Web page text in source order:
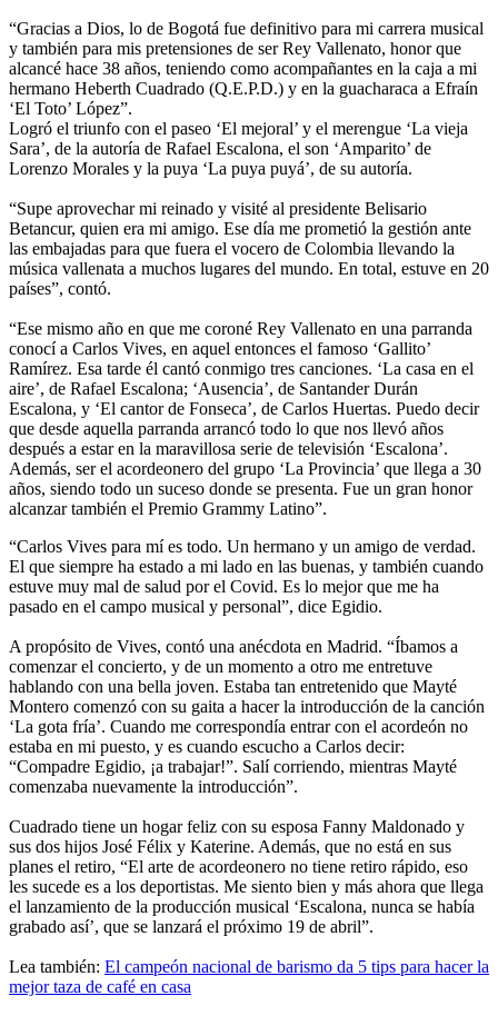
“Gracias a Dios, lo de Bogotá fue definitivo para mi carrera musical
y también para mis pretensiones de ser Rey Vallenato, honor que
alcancé hace 38 años, teniendo como acompañantes en la caja a mi
hermano Heberth Cuadrado (Q.E.P.D.) y en la guacharaca a Efraín
‘El Toto’ López”.
Logró el triunfo con el paseo ‘El mejoral’ y el merengue ‘La vieja
Sara’, de la autoría de Rafael Escalona, el son ‘Amparito’ de
Lorenzo Morales y la puya ‘La puya puyá’, de su autoría.
“Supe aprovechar mi reinado y visité al presidente Belisario
Betancur, quien era mi amigo. Ese día me prometió la gestión ante
las embajadas para que fuera el vocero de Colombia llevando la
música vallenata a muchos lugares del mundo. En total, estuve en 20
países”, contó.
“Ese mismo año en que me coroné Rey Vallenato en una parranda
conocí a Carlos Vives, en aquel entonces el famoso ‘Gallito’
Ramírez. Esa tarde él cantó conmigo tres canciones. ‘La casa en el
aire’, de Rafael Escalona; ‘Ausencia’, de Santander Durán
Escalona, y ‘El cantor de Fonseca’, de Carlos Huertas. Puedo decir
que desde aquella parranda arrancó todo lo que nos llevó años
después a estar en la maravillosa serie de televisión ‘Escalona’.
Además, ser el acordeonero del grupo ‘La Provincia’ que llega a 30
años, siendo todo un suceso donde se presenta. Fue un gran honor
alcanzar también el Premio Grammy Latino”.
“Carlos Vives para mí es todo. Un hermano y un amigo de verdad.
El que siempre ha estado a mi lado en las buenas, y también cuando
estuve muy mal de salud por el Covid. Es lo mejor que me ha
pasado en el campo musical y personal”, dice Egidio.
A propósito de Vives, contó una anécdota en Madrid. “Íbamos a
comenzar el concierto, y de un momento a otro me entretuve
hablando con una bella joven. Estaba tan entretenido que Mayté
Montero comenzó con su gaita a hacer la introducción de la canción
‘La gota fría’. Cuando me correspondía entrar con el acordeón no
estaba en mi puesto, y es cuando escucho a Carlos decir:
“Compadre Egidio, ¡a trabajar!”. Salí corriendo, mientras Mayté
comenzaba nuevamente la introducción”.
Cuadrado tiene un hogar feliz con su esposa Fanny Maldonado y
sus dos hijos José Félix y Katerine. Además, que no está en sus
planes el retiro, “El arte de acordeonero no tiene retiro rápido, eso
les sucede es a los deportistas. Me siento bien y más ahora que llega
el lanzamiento de la producción musical ‘Escalona, nunca se había
grabado así’, que se lanzará el próximo 19 de abril”.
Lea también: El campeón nacional de barismo da 5 tips para hacer la
mejor taza de café en casa